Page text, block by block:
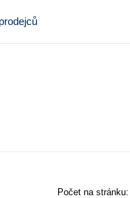
Počet na stránku: